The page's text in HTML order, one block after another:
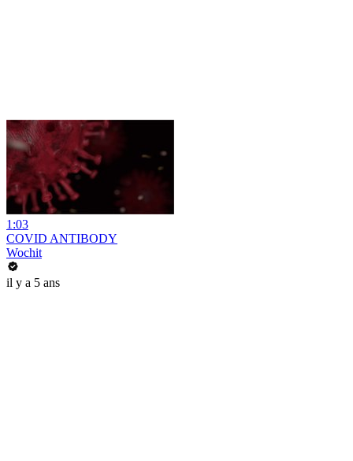
1:03
COVID ANTIBODY
Wochit
il y a 5 ans